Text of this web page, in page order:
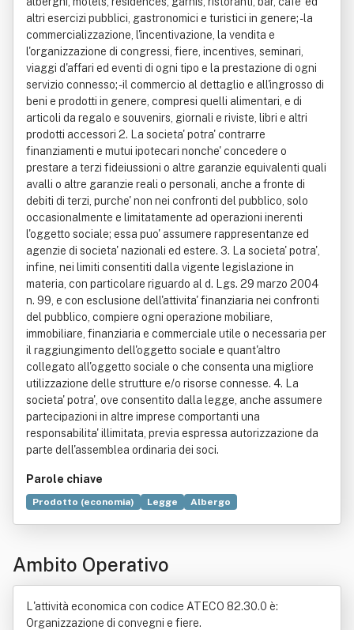
altri esercizi pubblici, gastronomici e turistici in genere; - la
commercializzazione, l'incentivazione, la vendita e
l'organizzazione di congressi, fiere, incentives, seminari,
viaggi d'affari ed eventi di ogni tipo e la prestazione di ogni
servizio connesso; - il commercio al dettaglio e all'ingrosso di
beni e prodotti in genere, compresi quelli alimentari, e di
articoli da regalo e souvenirs, giornali e riviste, libri e altri
prodotti accessori 2. La societa' potra' contrarre
finanziamenti e mutui ipotecari nonche' concedere o
prestare a terzi fideiussioni o altre garanzie equivalenti quali
avalli o altre garanzie reali o personali, anche a fronte di
debiti di terzi, purche' non nei confronti del pubblico, solo
occasionalmente e limitatamente ad operazioni inerenti
l'oggetto sociale; essa puo' assumere rappresentanze ed
agenzie di societa' nazionali ed estere. 3. La societa' potra',
infine, nei limiti consentiti dalla vigente legislazione in
materia, con particolare riguardo al d. Lgs. 29 marzo 2004
n. 99, e con esclusione dell'attivita' finanziaria nei confronti
del pubblico, compiere ogni operazione mobiliare,
immobiliare, finanziaria e commerciale utile o necessaria per
il raggiungimento dell'oggetto sociale e quant'altro
collegato all'oggetto sociale o che consenta una migliore
utilizzazione delle strutture e/o risorse connesse. 4. La
societa' potra', ove consentito dalla legge, anche assumere
partecipazioni in altre imprese comportanti una
responsabilita' illimitata, previa espressa autorizzazione da
parte dell'assemblea ordinaria dei soci.
Parole chiave
Prodotto (economia) Legge
Albergo
Ambito Operativo
L'attività economica con codice ATECO 82.30.0 è:
Organizzazione di convegni e fiere.